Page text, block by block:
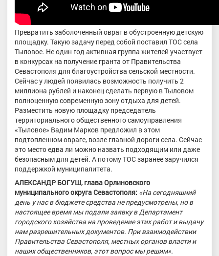
Превратить заболоченный овраг в обустроенную детскую
площадку. Такую задачу перед собой поставил ТОС села
Тыловое. Не один год активная группа жителей участвует
в конкурсах на получение гранта от Правительства
Севастополя для благоустройства сельской местности.
Сейчас у людей появилась возможность получить 2
миллиона рублей и наконец сделать первую в Тыловом
полноценную современную зону отдыха для детей.
Разместить новую площадку председатель
территориального общественного самоуправления
«Тыловое» Вадим Марков предложил в этом
подтопленном овраге, возле главной дороги села. Сейчас
это место едва ли можно назвать подходящим или даже
безопасным для детей. А потому ТОС заранее заручился
поддержкой муниципалитета.
АЛЕКСАНДР БОГУШ, глава Орлиновского
муниципального округа Севастополя: «На сегодняшний
день у нас в бюджете средства не предусмотрены, но в
настоящее время мы подали заявку в Департамент
городского хозяйства на проведение этих работ и выдачу
нам разрешительных документов. При взаимодействии
Правительства Севастополя, местных органов власти и
наших общественников, этот вопрос мы решим».